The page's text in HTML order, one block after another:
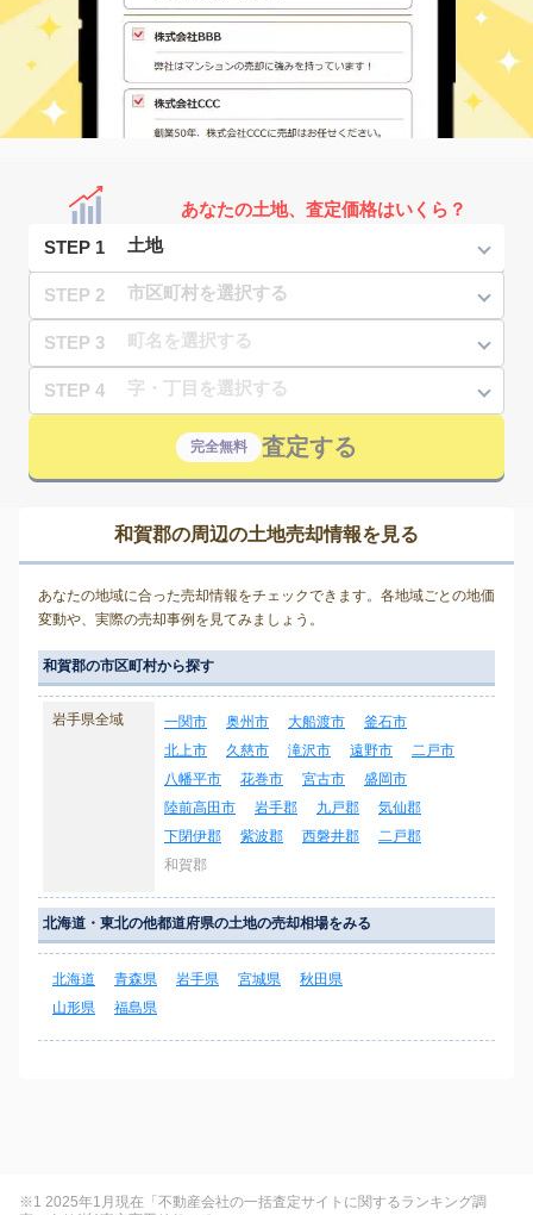
あなたの土地、査定価格はいくら？
STEP 1
STEP 2
STEP 3
STEP 4
完全無料 査定する
和賀郡の周辺の土地売却情報を見る
あなたの地域に合った売却情報をチェックできます。各地域ごとの地価
変動や、実際の売却事例を見てみましょう。
和賀郡の市区町村から探す
岩手県全域 一関市 奥州市 大船渡市
釜石市
北上市
久慈市 滝沢市 遠野市
二戸市
八幡平市
花巻市 宮古市
盛岡市
陸前高田市
岩手郡 九戸郡
気仙郡
下閉伊郡
紫波郡 西磐井郡
二戸郡
和賀郡
北海道・東北の他都道府県の土地の売却相場をみる
北海道 青森県 岩手県 宮城県
秋田県
山形県
福島県
※1 2025年1月現在「不動産会社の一括査定サイトに関するランキング調